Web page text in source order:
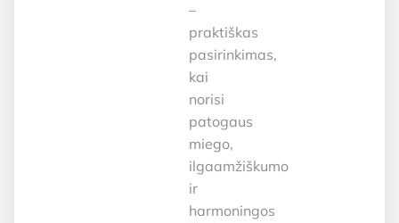
–
praktiškas
pasirinkimas,
kai
norisi
patogaus
miego,
ilgaamžiškumo
ir
harmoningos